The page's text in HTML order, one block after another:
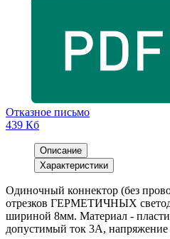
Отказное письмо
439 Кб
Описание
Характеристики
Одиночный коннектор (без
отрезков ГЕРМЕТИЧНЫХ
шириной 8мм. Материал -
допустимый ток 3А,